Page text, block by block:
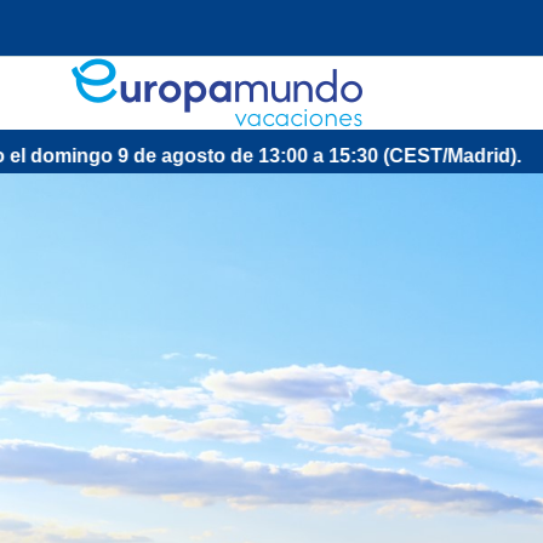
9 de agosto de 13:00 a 15:30 (CEST/Madrid).